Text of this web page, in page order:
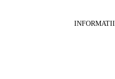
INFORMATII